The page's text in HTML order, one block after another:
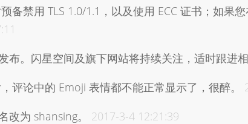
备禁用 TLS 1.0/1.1，以及使用 ECC 证书；如果
布。闪星空间及旗下网站将持续关注，适时跟进相
评论中的 Emoji 表情都不能正常显示了，很醉。
改为 shansing。
2017-3-4 12:21:39